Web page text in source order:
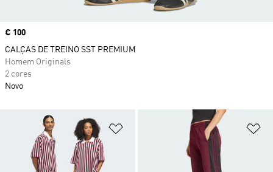
Adicionar à Lista de Desejos
Price
€ 100
CALÇAS DE TREINO SST PREMIUM
Homem Originals
2 cores
Novo